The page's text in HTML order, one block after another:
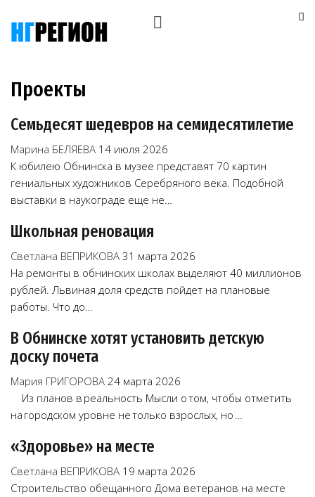
Проекты
Семьдесят шедевров на семидесятилетие
Марина БЕЛЯЕВА 14 июля 2026
К юбилею Обнинска в музее представят 70 картин
гениальных художников Серебряного века. Подобной
выставки в наукограде еще не…
Школьная реновация
Светлана ВЕПРИКОВА 31 марта 2026
На ремонты в обнинских школах выделяют 40 миллионов
рублей. Львиная доля средств пойдет на плановые
работы. Что до…
В Обнинске хотят установить детскую
доску почета
Мария ГРИГОРОВА 24 марта 2026
Из планов в реальность Мысли о том, чтобы отметить
на городском уровне не только взрослых, но …
«Здоровье» на месте
Светлана ВЕПРИКОВА 19 марта 2026
Строительство обещанного Дома ветеранов на месте